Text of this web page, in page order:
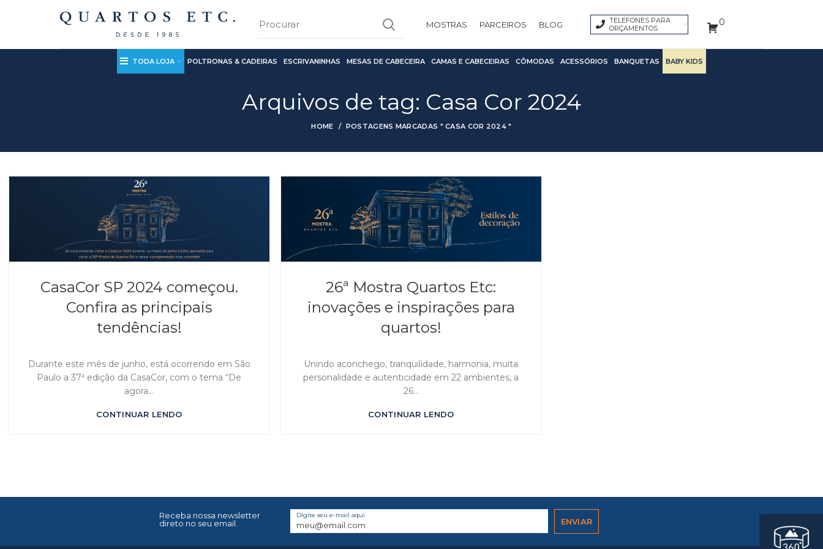
MOSTRAS PARCEIROS BLOG
TELEFONES PARA
ORÇAMENTOS
0
TODA LOJA POLTRONAS & CADEIRAS ESCRIVANINHAS MESAS DE CABECEIRA CAMAS E CABECEIRAS CÔMODAS ACESSÓRIOS BANQUETAS BABY KIDS
Arquivos de tag: Casa Cor 2024
HOME POSTAGENS MARCADAS " CASA COR 2024 "
CasaCor SP 2024 começou.
Confira as principais
tendências!
Durante este mês de junho, está ocorrendo em São
Paulo a 37ª edição da CasaCor, com o tema “De
agora...
CONTINUAR LENDO
26ª Mostra Quartos Etc:
inovações e inspirações para
quartos!
Unindo aconchego, tranquilidade, harmonia, muita
personalidade e autenticidade em 22 ambientes, a
26...
CONTINUAR LENDO
Receba nossa newsletter
direto no seu email.
Digite seu e-mail aqui